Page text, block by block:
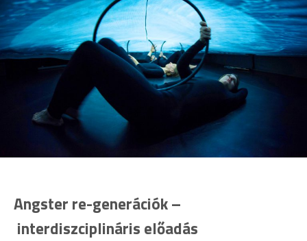
Angster re-generációk –
interdiszciplináris előadás